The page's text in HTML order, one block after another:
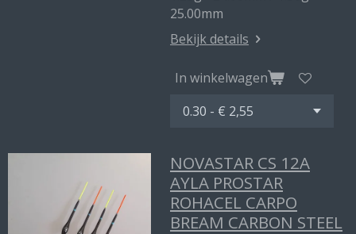
25.00mm
Bekijk details
In winkelwagen
NOVASTAR CS 12A
AYLA PROSTAR
ROHACEL CARPO
BREAM CARBON STEEL